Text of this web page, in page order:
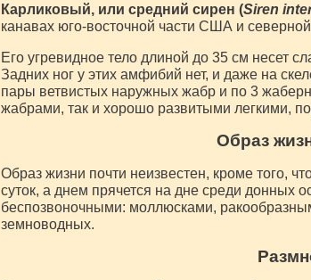
Карликовый, или средний сирен (Siren
канавах юго-восточной части США и
Его угревидное тело длиной до 35 см несет
Задних ног у этих амфибий нет, и даже на
пары ветвистых наружных жабр и по 3
жабрами, так и хорошо развитыми легкими,
Образ
Образ жизни почти неизвестен, кроме того,
суток, а днем прячется на дне среди донных
беспозвоночными: моллюсками,
земноводных.